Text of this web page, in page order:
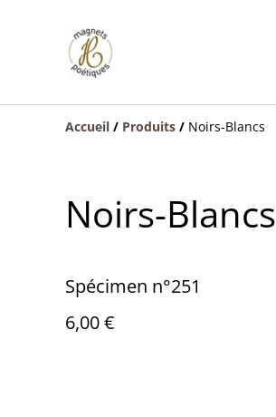
Accueil / Produits / Noirs-Blancs
Noirs-Blancs
Spécimen n°251
6,00 €